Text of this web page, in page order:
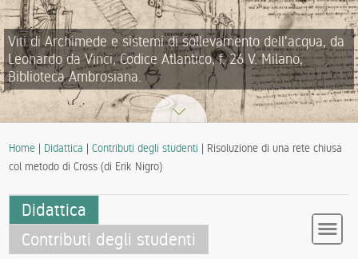
Viti di Archimede e sistemi di sollevamento dell'acqua, da
Leonardo da Vinci, Codice Atlantico, f. 26 V. Milano,
Biblioteca Ambrosiana.
Home | Didattica |Contributi degli studenti | Risoluzione di una rete chiusa
col metodo di Cross (di Erik Nigro)
Didattica
Contributi degli studenti